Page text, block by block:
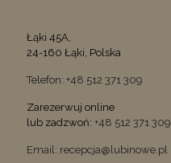
Łąki 45A,
24-160 Łąki, Polska
Telefon: +48 512 371 309
Zarezerwuj online
lub zadzwoń: +48 512 371 309
Email: recepcja@lubinowe.pl